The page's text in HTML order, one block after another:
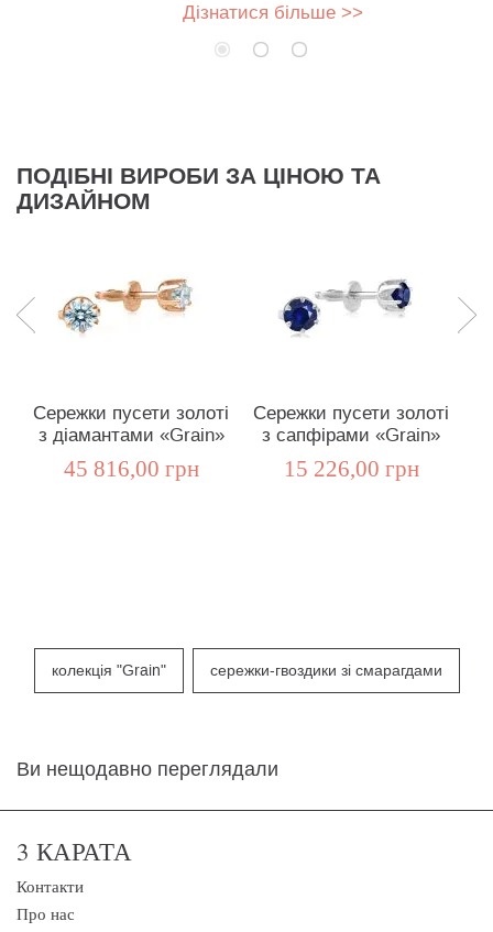
Дізнатися більше >>
ПОДІБНІ ВИРОБИ ЗА ЦІНОЮ ТА
ДИЗАЙНОМ
Сережки пусети золоті
з діамантами «Grain»
45 816,00 грн
Сережки пусети золоті
з сапфірами «Grain»
15 226,00 грн
колекція "Grain" сережки-гвоздики зі смарагдами
Ви нещодавно переглядали
3 КАРАТА
Контакти
Про нас